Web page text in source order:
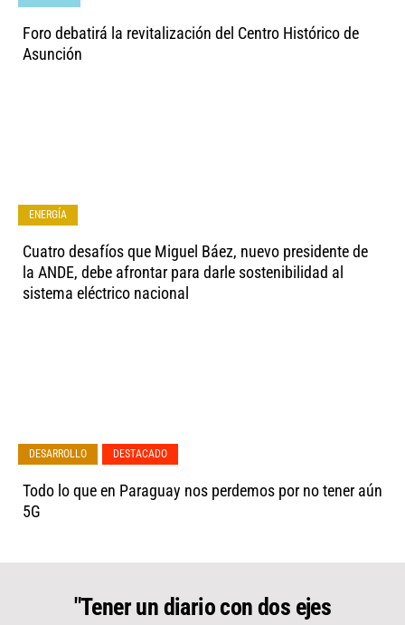
Foro debatirá la revitalización del Centro Histórico de
Asunción
Cuatro desafíos que Miguel Báez, nuevo presidente de
la ANDE, debe afrontar para darle sostenibilidad al
sistema eléctrico nacional
ENERGÍA
Todo lo que en Paraguay nos perdemos por no tener aún
5G
DESARROLLO DESTACADO
"Tener un diario con dos ejes